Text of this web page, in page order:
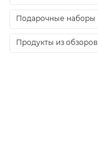
Подарочные наборы
Продукты из обзоров